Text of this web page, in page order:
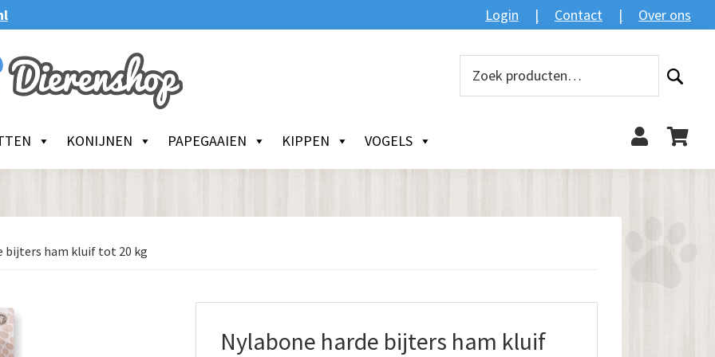
Login Contact Over ons
KONIJNEN PAPEGAAIEN KIPPEN VOGELS
Zoeken
bijters ham kluif tot 20 kg
Nylabone harde bijters ham kluif